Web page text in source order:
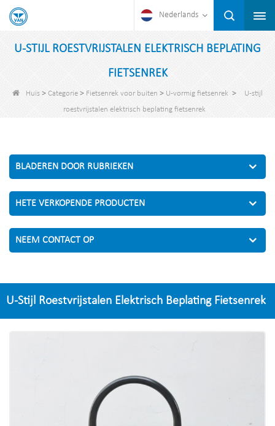
Nederlands
U-STIJL ROESTVRIJSTALEN ELEKTRISCH BEPLATING
FIETSENREK
Huis > Categorie > Fietsenrek voor buiten > U-vormig fietsenrek >
U-stijl
roestvrijstalen elektrisch beplating fietsenrek
BLADEREN DOOR RUBRIEKEN
HETE VERKOPENDE PRODUCTEN
NEEM CONTACT OP
U-Stijl Roestvrijstalen Elektrisch Beplating Fietsenrek